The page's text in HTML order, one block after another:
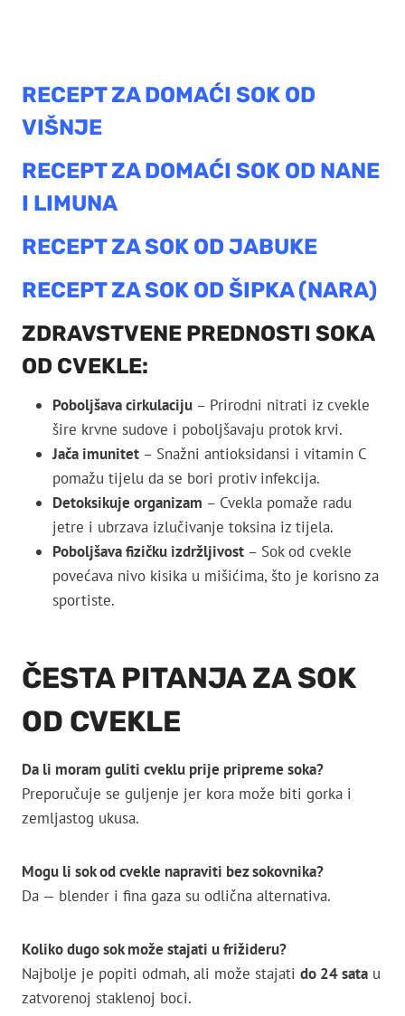
RECEPT ZA DOMAĆI SOK OD
VIŠNJE
RECEPT ZA DOMAĆI SOK OD NANE
I LIMUNA
RECEPT ZA SOK OD JABUKE
RECEPT ZA SOK OD ŠIPKA (NARA)
ZDRAVSTVENE PREDNOSTI SOKA
OD CVEKLE:
Poboljšava cirkulaciju – Prirodni nitrati iz cvekle
šire krvne sudove i poboljšavaju protok krvi.
Jača imunitet – Snažni antioksidansi i vitamin C
pomažu tijelu da se bori protiv infekcija.
Detoksikuje organizam – Cvekla pomaže radu
jetre i ubrzava izlučivanje toksina iz tijela.
Poboljšava fizičku izdržljivost – Sok od cvekle
povećava nivo kisika u mišićima, što je korisno za
sportiste.
ČESTA PITANJA ZA SOK
OD CVEKLE
Da li moram guliti cveklu prije pripreme soka?
Preporučuje se guljenje jer kora može biti gorka i
zemljastog ukusa.
Mogu li sok od cvekle napraviti bez sokovnika?
Da — blender i fina gaza su odlična alternativa.
Koliko dugo sok može stajati u frižideru?
Najbolje je popiti odmah, ali može stajati do 24 sata u
zatvorenoj staklenoj boci.